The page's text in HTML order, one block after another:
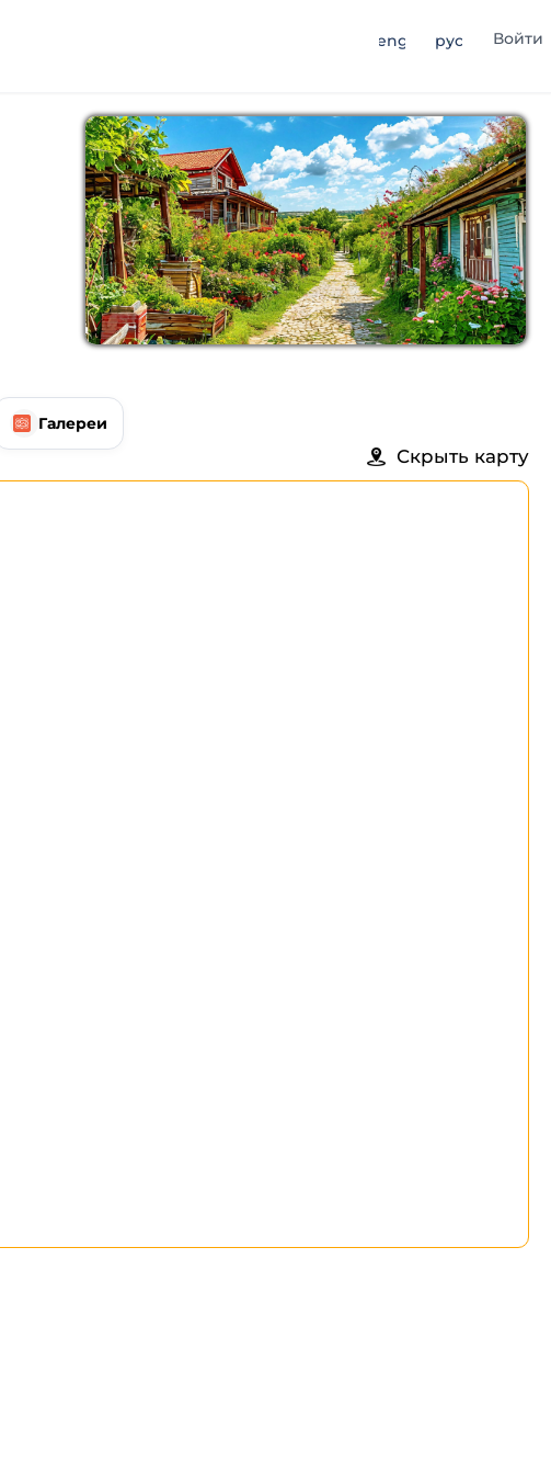
eng рус Войти
Скрыть карту
Галереи